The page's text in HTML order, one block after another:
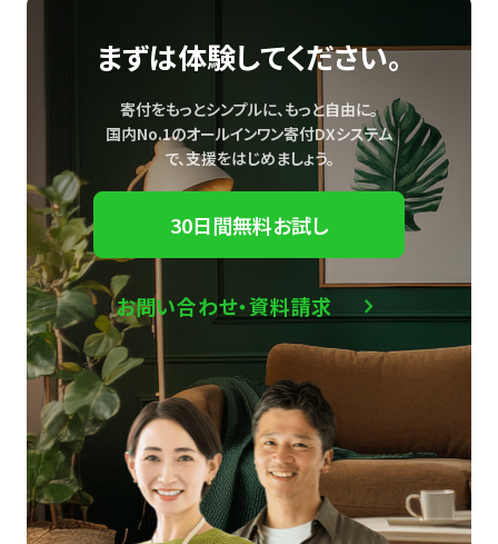
まずは体験してください。
寄付をもっとシンプルに、もっと自由に。
国内No.1のオールインワン寄付DXシステム
で、支援をはじめましょう。
30日間無料お試し
お問い合わせ・資料請求